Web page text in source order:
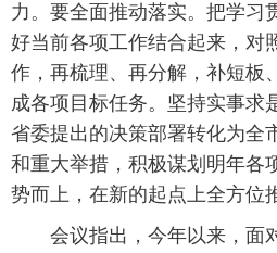
力。要全面推动落实。把学习
好当前各项工作结合起来，对
作，再梳理、再分解，补短板
成各项目标任务。坚持实事求
省委提出的决策部署转化为全
和重大举措，积极谋划明年各
势而上，在新的起点上全方位
会议指出，今年以来，面